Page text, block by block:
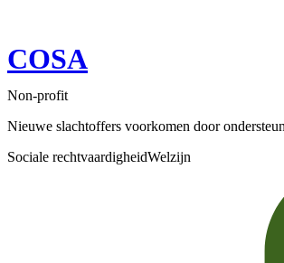
COSA
Non-profit
Nieuwe slachtoffers voorkomen door
Sociale rechtvaardigheidWelzijn